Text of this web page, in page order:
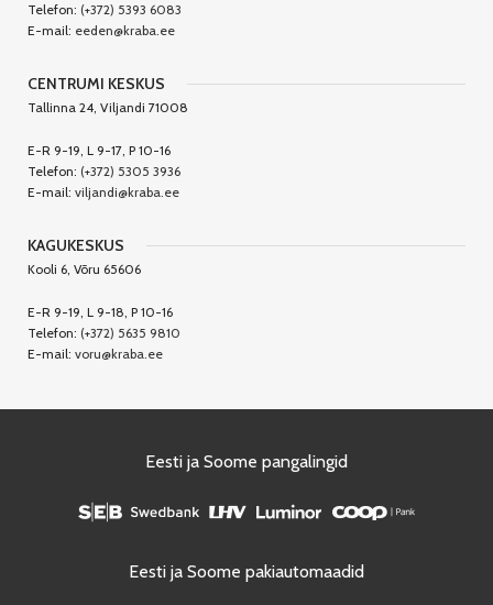
Telefon: (+372) 5393 6083
E-mail: eeden@kraba.ee
CENTRUMI KESKUS
Tallinna 24, Viljandi 71008
E-R 9-19, L 9-17, P 10-16
Telefon: (+372) 5305 3936
E-mail: viljandi@kraba.ee
KAGUKESKUS
Kooli 6, Võru 65606
E-R 9-19, L 9-18, P 10-16
Telefon: (+372) 5635 9810
E-mail: voru@kraba.ee
Eesti ja Soome pangalingid
Eesti ja Soome pakiautomaadid